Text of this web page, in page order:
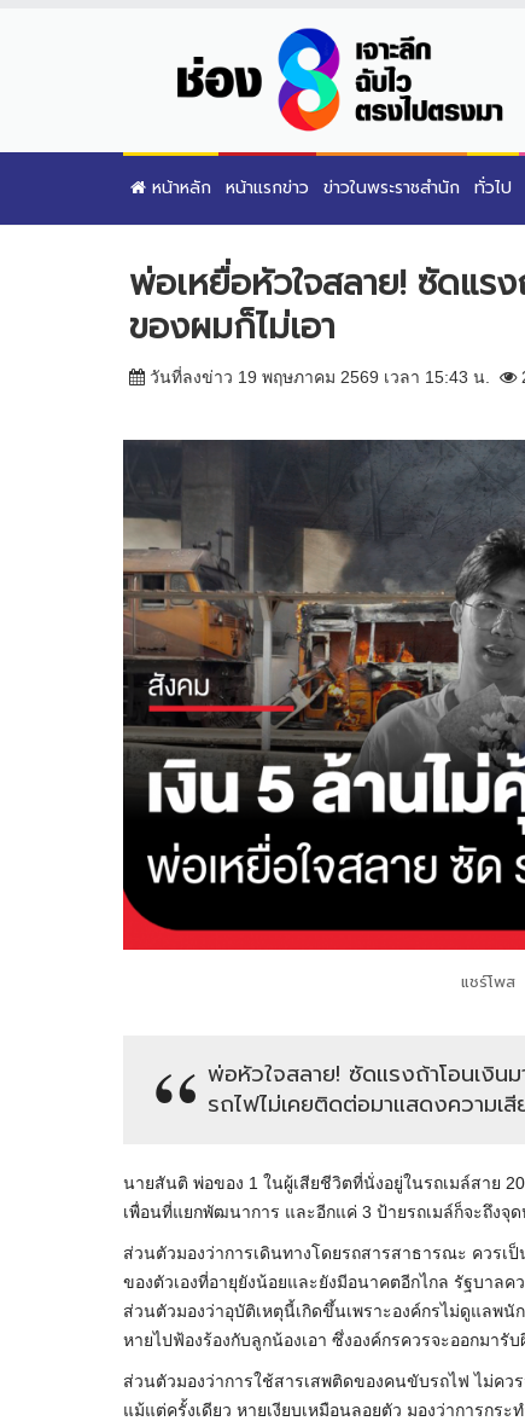
หน้าหลัก หน้าแรกข่าว ข่าวในพระราชสำนัก ทั่วไป
พ่อเหยื่อหัวใจสลาย! ซัดแร
ของผมก็ไม่เอา
วันที่ลงข่าว 19 พฤษภาคม 2569 เวลา 15:43 น.
แชร์โพส
พ่อหัวใจสลาย! ซัดแรงถ้าโอนเงิน
รถไฟไม่เคยติดต่อมาแสดงความเ
นายสันติ พ่อของ 1 ในผู้เสียชีวิตที่นั่งอยู่ในรถเมล์สาย
เพื่อนที่แยกพัฒนาการ และอีกแค่ 3 ป้ายรถเมล์ก็จะถึงจุ
ส่วนตัวมองว่าการเดินทางโดยรถสารสาธารณะ ควร
ของตัวเองที่อายุยังน้อยและยังมีอนาคตอีกไกล รัฐบาล
ส่วนตัวมองว่าอุบัติเหตุนี้เกิดขึ้นเพราะองค์กรไม่ดูแลพนั
หายไปฟ้องร้องกับลูกน้องเอา ซึ่งองค์กรควรจะออกมารั
ส่วนตัวมองว่าการใช้สารเสพติดของคนขับรถไฟ ไม่คว
แม้แต่ครั้งเดียว หายเงียบเหมือนลอยตัว มองว่าการกร